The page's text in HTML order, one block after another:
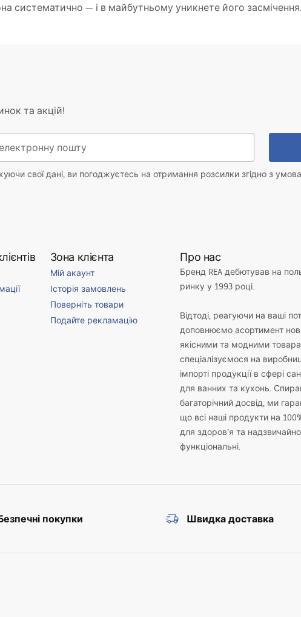
систематично — і в майбутньому уникнете його засмічення.
та акцій!
свої дані, ви погоджуєтесь на отримання розсилки згідно з
Зона клієнта
Мій акаунт
Історія замовлень
Поверніть товари
Подайте рекламацію
Про нас
Бренд REA дебютував на
ринку у 1993 році.
Відтоді, реагуючи на ваші
доповнюємо асортимент
якісними та модними
спеціалізуємося на
імпорті продукції в сфері
для ванних та кухонь.
багаторічний досвід, ми
що всі наші продукти на
для здоров’я та надзвичайно
функціональні.
покупки Швидка доставка